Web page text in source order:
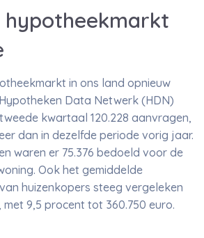
hypotheekmarkt
in ons land opnieuw
Data Netwerk (HDN)
kwartaal 120.228 aanvragen,
dan in dezelfde periode vorig jaar.
waren er 75.376 bedoeld voor de
Ook het gemiddelde
huizenkopers steeg vergeleken
9,5 procent tot 360.750 euro.